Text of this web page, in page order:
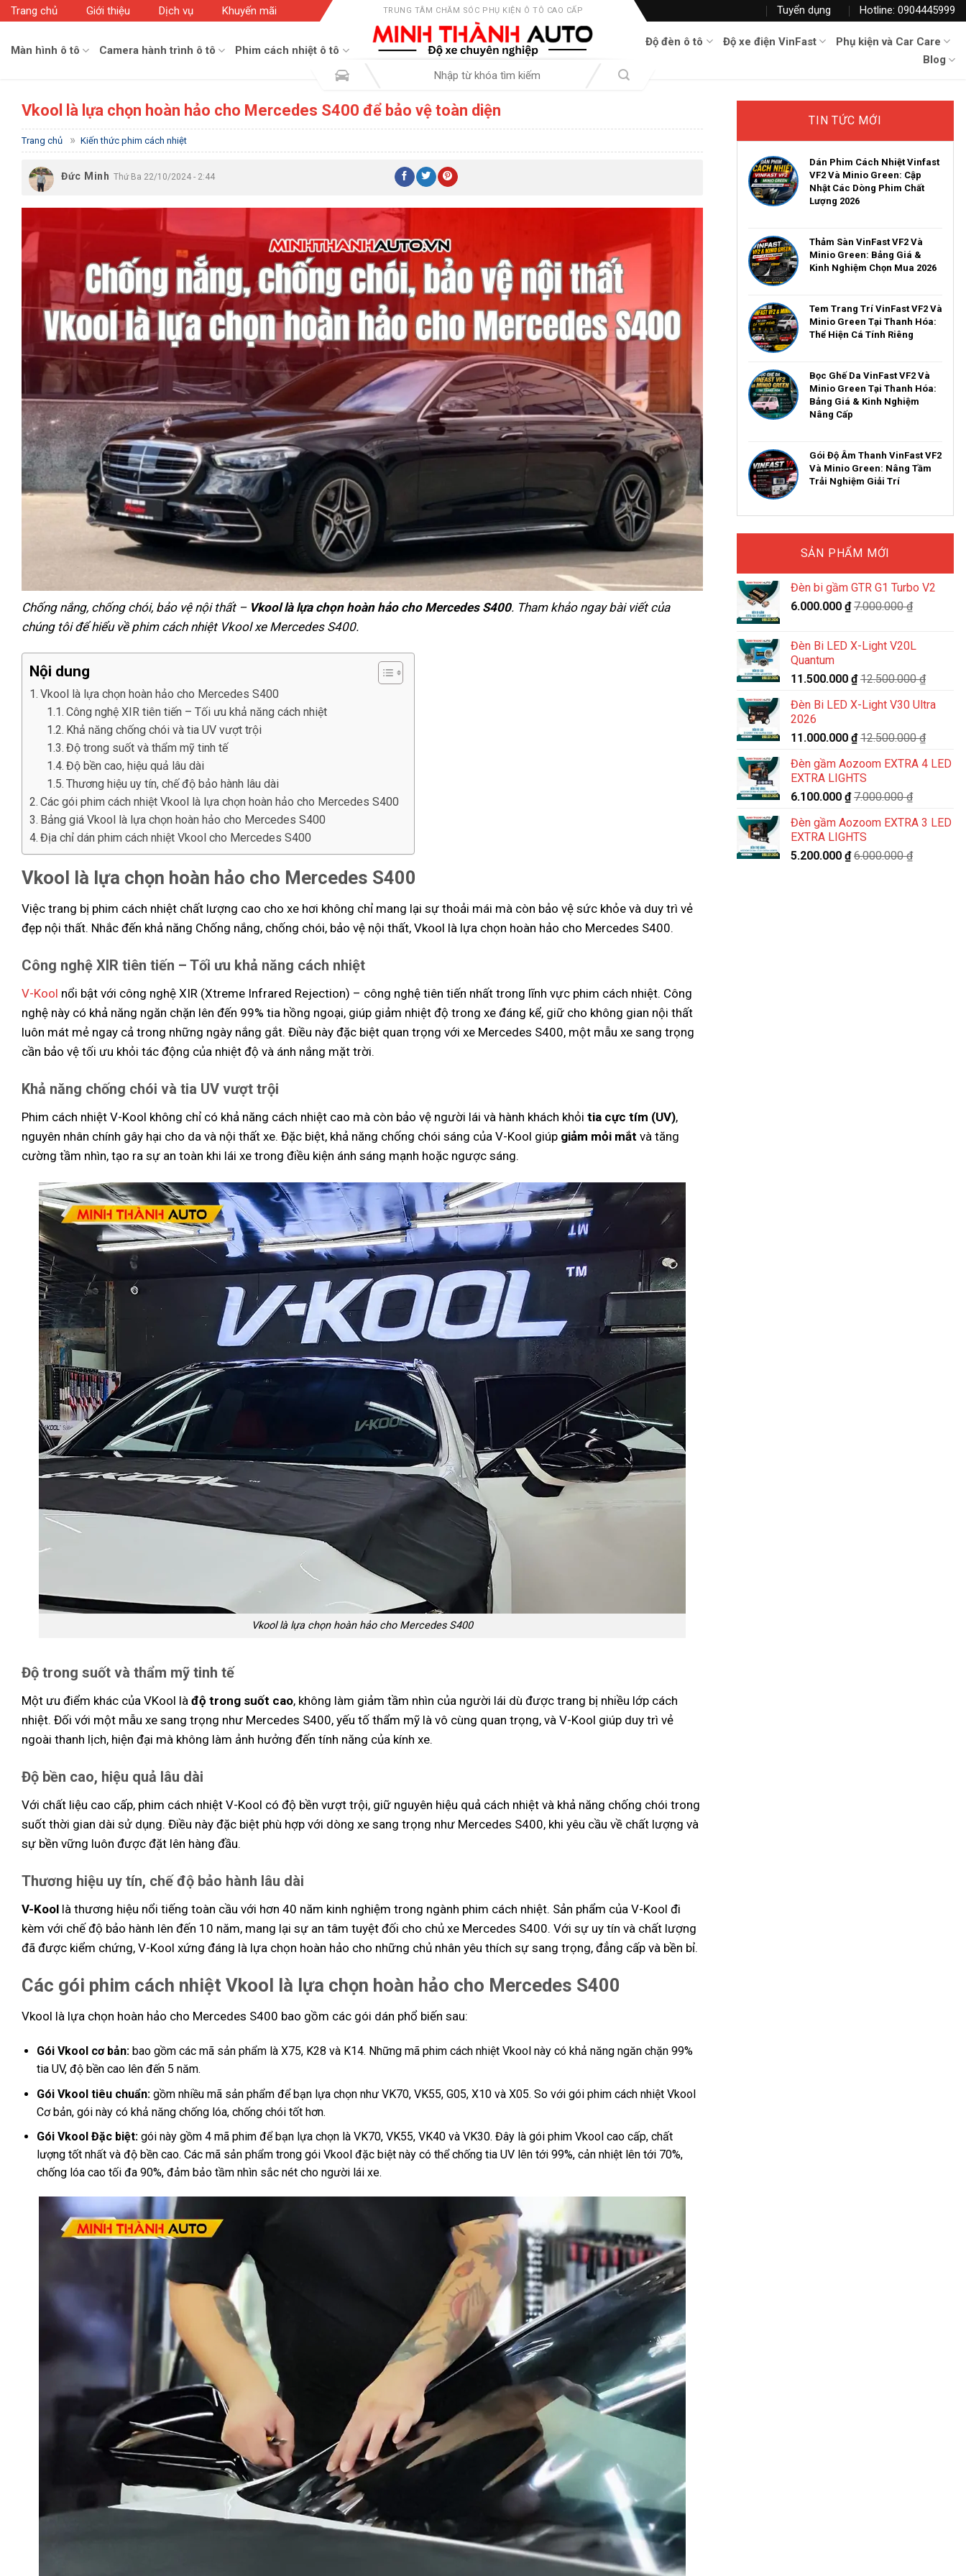
Skip
to
content
Trang chủ Giới thiệu Dịch vụ Khuyến mãi TRUNG TÂM CHĂM SÓC PHỤ KIỆN Ô TÔ CAO CẤP Tuyển dụng Hotline: 0904445999
Màn hình ô tô Camera hành trình ô tô Phim cách nhiệt ô tô
Độ đèn ô tô Độ xe điện VinFast
Phụ kiện và Car Care
Blog
Vkool là lựa chọn hoàn hảo cho Mercedes S400 để bảo vệ toàn diện
Trang chủ » Kiến thức phim cách nhiệt
Đức Minh Thứ Ba 22/10/2024 - 2:44
Chống nắng, chống chói, bảo vệ nội thất – Vkool là lựa chọn hoàn hảo cho Mercedes S400. Tham khảo ngay bài viết của
chúng tôi để hiểu về phim cách nhiệt Vkool xe Mercedes S400.
Nội dung
Vkool là lựa chọn hoàn hảo cho Mercedes S400
Công nghệ XIR tiên tiến – Tối ưu khả năng cách nhiệt
Khả năng chống chói và tia UV vượt trội
Độ trong suốt và thẩm mỹ tinh tế
Độ bền cao, hiệu quả lâu dài
Thương hiệu uy tín, chế độ bảo hành lâu dài
Các gói phim cách nhiệt Vkool là lựa chọn hoàn hảo cho Mercedes S400
Bảng giá Vkool là lựa chọn hoàn hảo cho Mercedes S400
Địa chỉ dán phim cách nhiệt Vkool cho Mercedes S400
Vkool là lựa chọn hoàn hảo cho Mercedes S400
Việc trang bị phim cách nhiệt chất lượng cao cho xe hơi không chỉ mang lại sự thoải mái mà còn bảo vệ sức khỏe và duy trì vẻ
đẹp nội thất. Nhắc đến khả năng Chống nắng, chống chói, bảo vệ nội thất, Vkool là lựa chọn hoàn hảo cho Mercedes S400.
Công nghệ XIR tiên tiến – Tối ưu khả năng cách nhiệt
V-Kool nổi bật với công nghệ XIR (Xtreme Infrared Rejection) – công nghệ tiên tiến nhất trong lĩnh vực phim cách nhiệt. Công
nghệ này có khả năng ngăn chặn lên đến 99% tia hồng ngoại, giúp giảm nhiệt độ trong xe đáng kể, giữ cho không gian nội thất
luôn mát mẻ ngay cả trong những ngày nắng gắt. Điều này đặc biệt quan trọng với xe Mercedes S400, một mẫu xe sang trọng
cần bảo vệ tối ưu khỏi tác động của nhiệt độ và ánh nắng mặt trời.
Khả năng chống chói và tia UV vượt trội
Phim cách nhiệt V-Kool không chỉ có khả năng cách nhiệt cao mà còn bảo vệ người lái và hành khách khỏi tia cực tím (UV),
nguyên nhân chính gây hại cho da và nội thất xe. Đặc biệt, khả năng chống chói sáng của V-Kool giúp giảm mỏi mắt và tăng
cường tầm nhìn, tạo ra sự an toàn khi lái xe trong điều kiện ánh sáng mạnh hoặc ngược sáng.
Vkool là lựa chọn hoàn hảo cho Mercedes S400
Độ trong suốt và thẩm mỹ tinh tế
Một ưu điểm khác của VKool là độ trong suốt cao, không làm giảm tầm nhìn của người lái dù được trang bị nhiều lớp cách
nhiệt. Đối với một mẫu xe sang trọng như Mercedes S400, yếu tố thẩm mỹ là vô cùng quan trọng, và V-Kool giúp duy trì vẻ
ngoài thanh lịch, hiện đại mà không làm ảnh hưởng đến tính năng của kính xe.
Độ bền cao, hiệu quả lâu dài
Với chất liệu cao cấp, phim cách nhiệt V-Kool có độ bền vượt trội, giữ nguyên hiệu quả cách nhiệt và khả năng chống chói trong
suốt thời gian dài sử dụng. Điều này đặc biệt phù hợp với dòng xe sang trọng như Mercedes S400, khi yêu cầu về chất lượng và
sự bền vững luôn được đặt lên hàng đầu.
Thương hiệu uy tín, chế độ bảo hành lâu dài
V-Kool là thương hiệu nổi tiếng toàn cầu với hơn 40 năm kinh nghiệm trong ngành phim cách nhiệt. Sản phẩm của V-Kool đi
kèm với chế độ bảo hành lên đến 10 năm, mang lại sự an tâm tuyệt đối cho chủ xe Mercedes S400. Với sự uy tín và chất lượng
đã được kiểm chứng, V-Kool xứng đáng là lựa chọn hoàn hảo cho những chủ nhân yêu thích sự sang trọng, đẳng cấp và bền bỉ.
Các gói phim cách nhiệt Vkool là lựa chọn hoàn hảo cho Mercedes S400
Vkool là lựa chọn hoàn hảo cho Mercedes S400 bao gồm các gói dán phổ biến sau:
Gói Vkool cơ bản:bao gồm các mã sản phẩm là X75, K28 và K14. Những mã phim cách nhiệt Vkool này có khả năng ngăn chặn 99%
tia UV, độ bền cao lên đến 5 năm.
Gói Vkool tiêu chuẩn: gồm nhiều mã sản phẩm để bạn lựa chọn như VK70, VK55, G05, X10 và X05. So với gói phim cách nhiệt Vkool
Cơ bản, gói này có khả năng chống lóa, chống chói tốt hơn.
Gói Vkool Đặc biệt: gói này gồm 4 mã phim để bạn lựa chọn là VK70, VK55, VK40 và VK30. Đây là gói phim Vkool cao cấp, chất
lượng tốt nhất và độ bền cao. Các mã sản phẩm trong gói Vkool đặc biệt này có thể chống tia UV lên tới 99%, cản nhiệt lên tới 70%,
chống lóa cao tối đa 90%, đảm bảo tầm nhìn sắc nét cho người lái xe.
TIN TỨC MỚI
Dán Phim Cách Nhiệt Vinfast
VF2 Và Minio Green: Cập
Nhật Các Dòng Phim Chất
Lượng 2026
Thảm Sàn VinFast VF2 Và
Minio Green: Bảng Giá &
Kinh Nghiệm Chọn Mua 2026
Tem Trang Trí VinFast VF2 Và
Minio Green Tại Thanh Hóa:
Thể Hiện Cá Tính Riêng
Bọc Ghế Da VinFast VF2 Và
Minio Green Tại Thanh Hóa:
Bảng Giá & Kinh Nghiệm
Nâng Cấp
Gói Độ Âm Thanh VinFast VF2
Và Minio Green: Nâng Tầm
Trải Nghiệm Giải Trí
SẢN PHẨM MỚI
Đèn bi gầm GTR G1 Turbo V2
6.000.000 ₫ 7.000.000₫
Đèn Bi LED X-Light V20L
Quantum
11.500.000 ₫ 12.500.000₫
Đèn Bi LED X-Light V30 Ultra
2026
11.000.000 ₫ 12.500.000₫
Đèn gầm Aozoom EXTRA 4 LED
EXTRA LIGHTS
6.100.000 ₫ 7.000.000₫
Đèn gầm Aozoom EXTRA 3 LED
EXTRA LIGHTS
5.200.000 ₫ 6.000.000₫